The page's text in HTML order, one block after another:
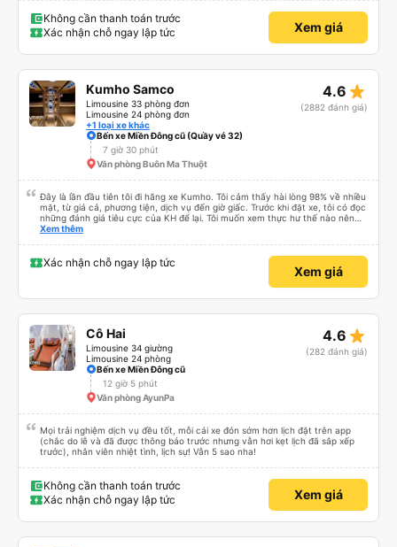
GPS và biển số xe vì tôi phải tìm kiếm xung quanh bến xe để tìm thấy nó, đây
là vấn đề của bến xe Đà Lạt (không phải tất cả các xe buýt đều có bảng
thông tin), chứ không phải của công ty.
Không cần thanh toán trước
Xác nhận chỗ ngay lập tức
Xem giá
Kumho Samco
Limousine 33 phòng đơn
Limousine 24 phòng đơn
+1 loại xe khác
4.6 star_rate
(2882 đánh giá)
Bến xe Miền Đông cũ (Quầy vé 32)
7 giờ 30 phút
Văn phòng Buôn Ma Thuột
Đây là lần đầu tiên tôi đi hãng xe Kumho. Tôi cảm thấy hài lòng 98% về nhiều
mặt, từ giá cả, phương tiện, dịch vụ đến giờ giấc. Trước khi đặt xe, tôi có đọc
những đánh giá tiêu cực của KH để lại. Tôi muốn xem thực hư thế nào nên
thử 1 lần cho biết. Có thể do tôi may mắn, tôi đã 0 gặp phải những điều tệ
quảng đường đầu. Tôi sẽ tiếp tục ủng hộ nhà xe. Hy vọng lần sau sẽ tốt hơn.
Chân thành cám ơn nhà xe.
Xem thêm
Xác nhận chỗ ngay lập tức
Xem giá
Cô Hai
Limousine 34 giường
Limousine 24 phòng
4.6 star_rate
(282 đánh giá)
Bến xe Miền Đông cũ
12 giờ 5 phút
Văn phòng AyunPa
Mọi trải nghiệm dịch vụ đều tốt, mỗi cái xe đón sớm hơn lịch đặt trên app
(chắc do lễ và đã được thông báo trước nhưng vẫn hơi kẹt lịch đã sắp xếp
trước), nhân viên nhiệt tình, lịch sự! Vẫn 5 sao nha!
Không cần thanh toán trước
Xác nhận chỗ ngay lập tức
Xem giá